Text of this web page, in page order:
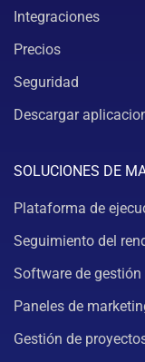
Integraciones
Precios
Seguridad
Descargar
SOLUCIONES DE
Plataforma de
Seguimiento del
Software de
Paneles de
Gestión de